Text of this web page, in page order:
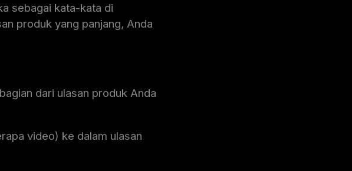
sebagai kata-kata di
produk yang panjang, Anda
dari ulasan produk Anda
video) ke dalam ulasan